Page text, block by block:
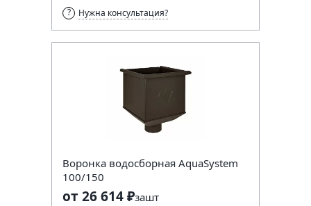
Нужна консультация?
Воронка водосборная AquaSystem
100/150
от 26 614 ₽зашт